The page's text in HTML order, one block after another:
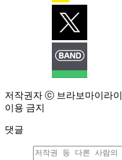
저작권자 ⓒ 브라보마이라
이용 금지
댓글